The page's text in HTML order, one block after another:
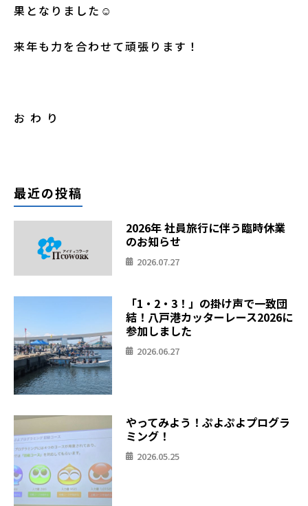
果となりました☺︎
来年も力を合わせて頑張ります！
お わ り
最近の投稿
2026年 社員旅行に伴う臨時休業
のお知らせ
2026.07.27
「1・2・3！」の掛け声で一致団
結！八戸港カッターレース2026に
参加しました
2026.06.27
やってみよう！ぷよぷよプログラ
ミング！
2026.05.25